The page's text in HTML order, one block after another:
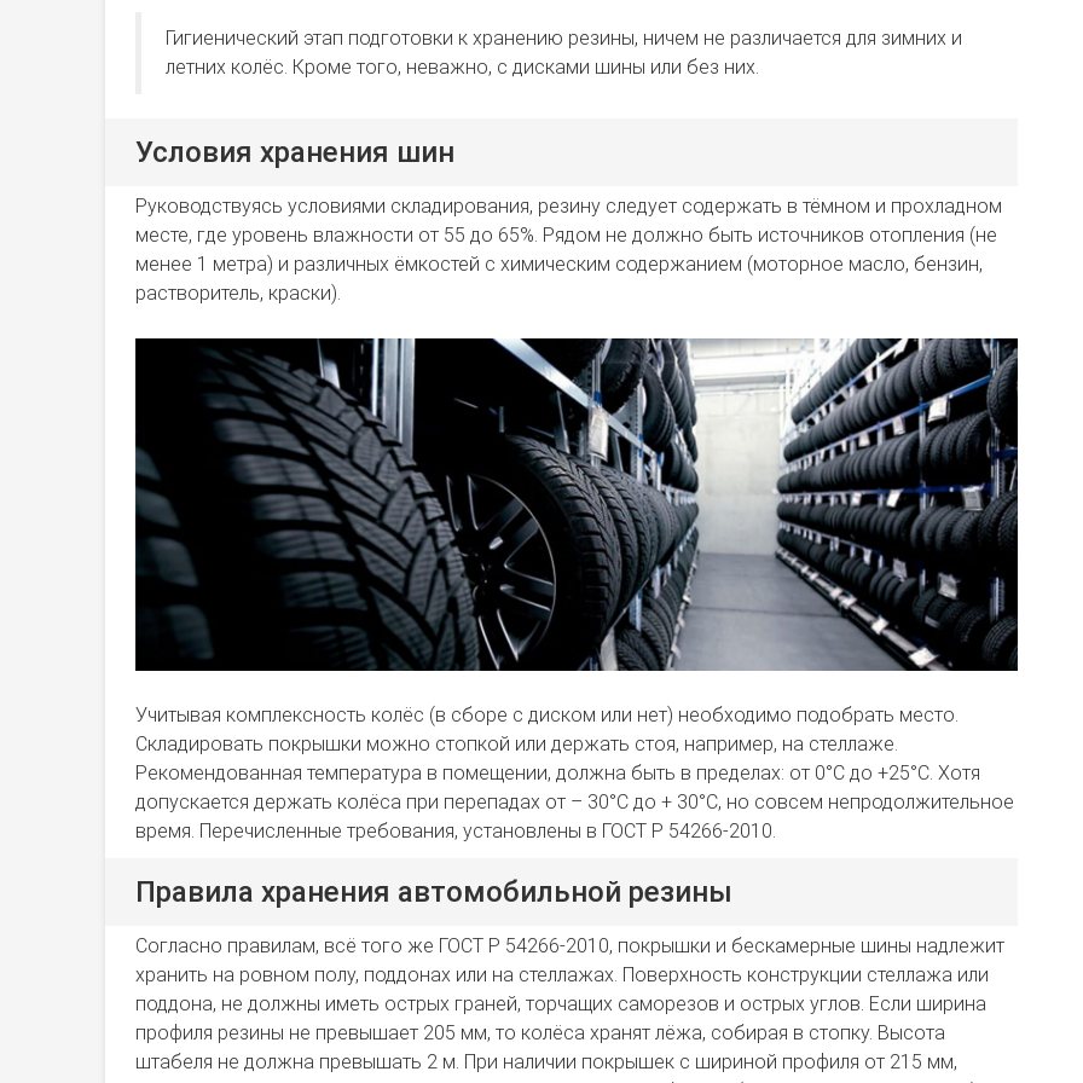
Гигиенический этап подготовки к хранению резины, ничем не различается для зимних и
летних колёс. Кроме того, неважно, с дисками шины или без них.
Условия хранения шин
Руководствуясь условиями складирования, резину следует содержать в тёмном и прохладном
месте, где уровень влажности от 55 до 65%. Рядом не должно быть источников отопления (не
менее 1 метра) и различных ёмкостей с химическим содержанием (моторное масло, бензин,
растворитель, краски).
Учитывая комплексность колёс (в сборе с диском или нет) необходимо подобрать место.
Складировать покрышки можно стопкой или держать стоя, например, на стеллаже.
Рекомендованная температура в помещении, должна быть в пределах: от 0°С до +25°С. Хотя
допускается держать колёса при перепадах от – 30°С до + 30°С, но совсем непродолжительное
время. Перечисленные требования, установлены в ГОСТ Р 54266-2010.
Правила хранения автомобильной резины
Согласно правилам, всё того же ГОСТ Р 54266-2010, покрышки и бескамерные шины надлежит
хранить на ровном полу, поддонах или на стеллажах. Поверхность конструкции стеллажа или
поддона, не должны иметь острых граней, торчащих саморезов и острых углов. Если ширина
профиля резины не превышает 205 мм, то колёса хранят лёжа, собирая в стопку. Высота
штабеля не должна превышать 2 м. При наличии покрышек с шириной профиля от 215 мм,